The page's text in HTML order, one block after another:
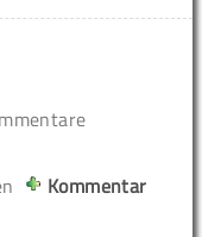
Kommentar